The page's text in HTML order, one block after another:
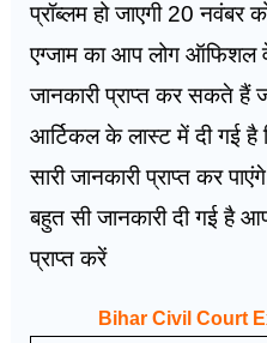
प्रॉब्लम हो जाएगी 20 नवंबर
एग्जाम का आप लोग ऑफिशल
जानकारी प्राप्त कर सकते
आर्टिकल के लास्ट में दी गई
सारी जानकारी प्राप्त कर
बहुत सी जानकारी दी गई है
प्राप्त करें
Bihar Civil Court